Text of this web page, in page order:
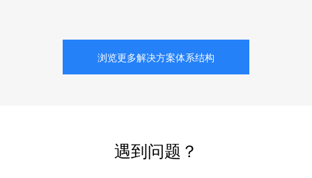
浏览更多解决方案体系结构
遇到问题？